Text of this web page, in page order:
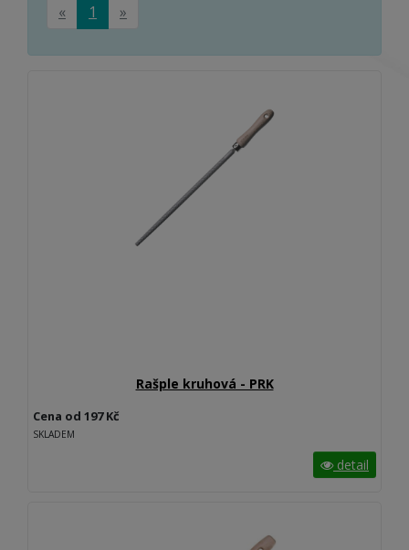
« 1 »
Rašple kruhová - PRK
Cena od 197 Kč
SKLADEM
detail